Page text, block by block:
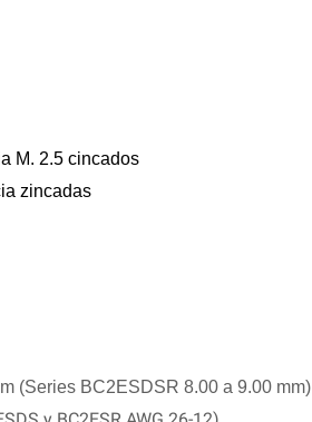
M. 2.5 cincados
zincadas
(Series BC2ESDSR 8.00 a 9.00 mm)